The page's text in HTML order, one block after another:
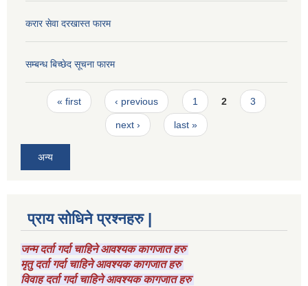
करार सेवा दरखास्त फारम
सम्बन्ध बिच्छेद सूचना फारम
Pages
« first ‹ previous 1 2 3
next › last »
अन्य
प्राय सोधिने प्रश्नहरु |
जन्म दर्ता गर्दा चाहिने आवश्यक कागजात हरु
मृतु दर्ता गर्दा चाहिने आवश्यक कागजात हरु
विवाह दर्ता गर्दा चाहिने आवश्यक कागजात हरु